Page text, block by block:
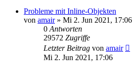
Probleme mit Inline-Objekten
von amair» Mi 2. Jun 2021, 17:06
0 Antworten
29572 Zugriffe
Letzter Beitrag von amair
Mi 2. Jun 2021, 17:06